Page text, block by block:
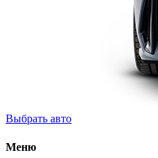
Выбрать авто
Меню